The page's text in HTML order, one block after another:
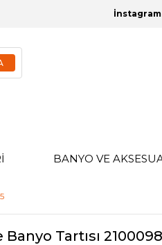
İnstagram
BANYO VE
Tartısı